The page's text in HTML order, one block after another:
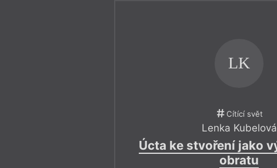
LK
Cítící svět
Lenka Kubelová
Úcta ke stvoření jako
obratu